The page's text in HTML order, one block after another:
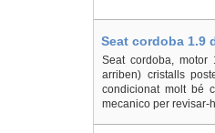
Seat cordoba 1.9
Seat cordoba,
arriben) cristalls
condicionat molt bé
mecanico per revisar-